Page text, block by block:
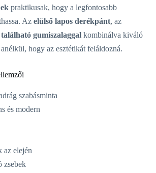
praktikusak, hogy a legfontosabb
Az elülső lapos derékpánt, az
gumiszalaggal kombinálva kiváló
hogy az esztétikát feláldozná.
szabásminta
és modern
az elején
zsebek